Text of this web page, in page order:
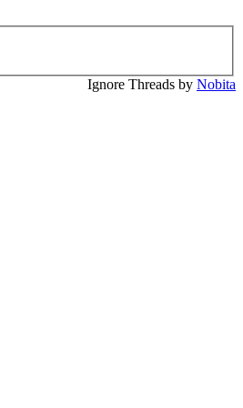
Ignore Threads by Nobita